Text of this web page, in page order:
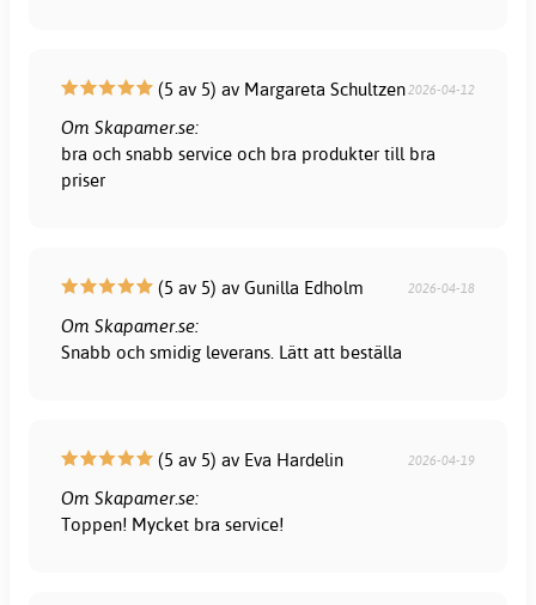
(5 av 5) av Margareta Schultzen 2026-04-12
Om Skapamer.se:
bra och snabb service och bra produkter till bra
priser
(5 av 5) av Gunilla Edholm 2026-04-18
Om Skapamer.se:
Snabb och smidig leverans. Lätt att beställa
(5 av 5) av Eva Hardelin 2026-04-19
Om Skapamer.se:
Toppen! Mycket bra service!